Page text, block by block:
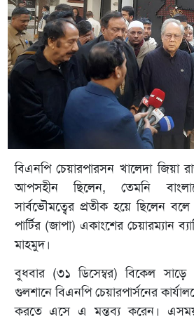
বিএনপি চেয়ারপারসন খালেদা জিয়া
আপসহীন ছিলেন, তেমনি
সার্বভৌমত্বের প্রতীক হয়ে ছিলেন
পার্টির (জাপা) একাংশের চেয়ারম্যান
মাহমুদ।
বুধবার (৩১ ডিসেম্বর) বিকেল সাড়ে
গুলশানে বিএনপি চেয়ারপার্সনের
করতে এসে এ মন্তব্য করেন।